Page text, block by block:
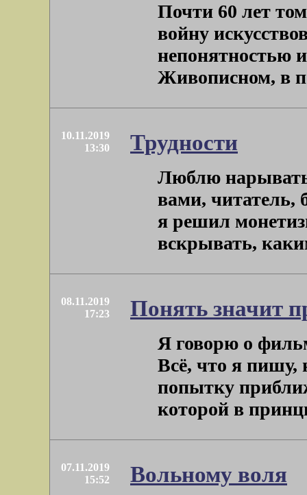
Почти 60 лет
войну
непонятностью
Живописном, в
10.11.2019
13:30
Трудности
Люблю
вами, читатель,
я решил
вскрывать,
08.11.2019
17:23
Понять значит
Я говорю о
Всё, что я пишу,
попытку
которой в
07.11.2019
15:52
Вольному воля